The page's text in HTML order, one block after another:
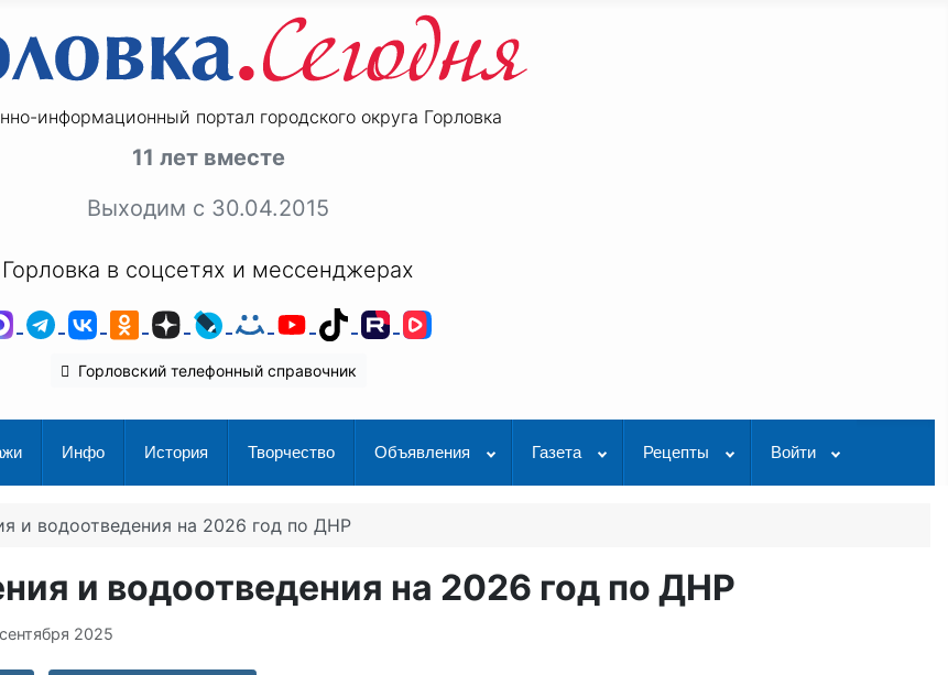
информационный портал городского округа Горловка
11 лет вместе
Выходим с 30.04.2015
Горловка в соцсетях и мессенджерах
MAXTelegram
ВКонтакте
Одноклассники
ДзенLiveJournal
Мой Мир
YouTube
TikTokRutube
Горловский телефонный справочник
Инфо История Творчество Объявления Газета Рецепты Войти
и водоотведения на 2026 год по ДНР
и водоотведения на 2026 год по ДНР
2025